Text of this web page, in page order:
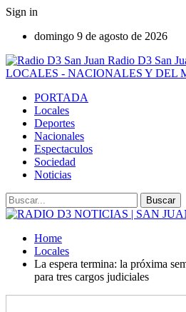
Sign in
domingo 9 de agosto de 2026
Radio D3 San
LOCALES - NACIONALES Y DEL
PORTADA
Locales
Deportes
Nacionales
Espectaculos
Sociedad
Noticias
Home
Locales
La espera termina: la próxima
para tres cargos judiciales